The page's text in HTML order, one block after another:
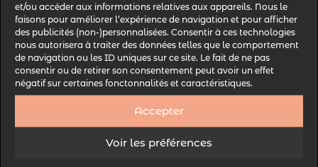
et/ou accéder aux informations relatives aux appareils. Nous le
faisons pour améliorer l’expérience de navigation et pour afficher
des publicités (non-)personnalisées. Consentir à ces technologies
nous autorisera à traiter des données telles que le comportement
de navigation ou les ID uniques sur ce site. Le fait de ne pas
consentir ou de retirer son consentement peut avoir un effet
négatif sur certaines fonctonnalités et caractéristiques.
Accepter
Voir les préférences
en magasin
Les 5 signaux SEO renforcés en 2025 : ce
que Google valorisera désormais plus
qu’avant
Commerce sur TikTok et Instagram